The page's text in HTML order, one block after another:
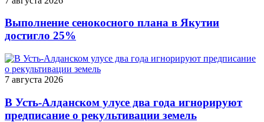
Выполнение сенокосного плана в Якутии
достигло 25%
7 августа 2026
В Усть-Алданском улусе два года игнорируют
предписание о рекультивации земель